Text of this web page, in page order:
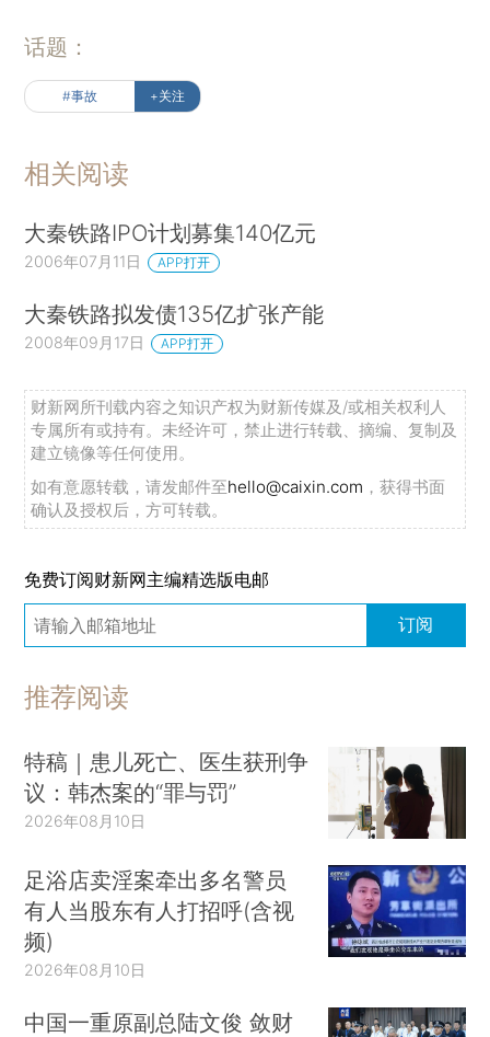
话题：
#事故 +关注
相关阅读
大秦铁路IPO计划募集140亿元
2006年07月11日 APP打开
大秦铁路拟发债135亿扩张产能
2008年09月17日 APP打开
财新网所刊载内容之知识产权为财新传媒及/或相关权利人
专属所有或持有。未经许可，禁止进行转载、摘编、复制及
建立镜像等任何使用。
如有意愿转载，请发邮件至hello@caixin.com ，获得书面
确认及授权后，方可转载。
免费订阅财新网主编精选版电邮
订阅
推荐阅读
特稿｜患儿死亡、医生获刑争
议：韩杰案的“罪与罚”
2026年08月10日
足浴店卖淫案牵出多名警员
有人当股东有人打招呼(含视
频)
2026年08月10日
中国一重原副总陆文俊 敛财